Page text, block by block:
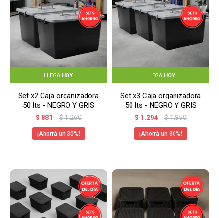
LLEGA HOY
Set x2 Caja organizadora
50 lts - NEGRO Y GRIS
$ 881 $1.260
30
LLEGA HOY
Set x3 Caja organizadora
50 lts - NEGRO Y GRIS
$ 1.294 $1.850
30